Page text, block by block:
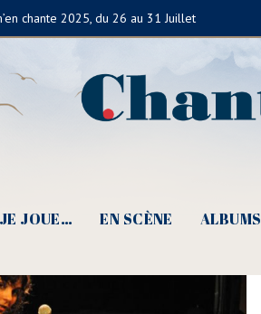
chante 2025, du 26 au 31 Juillet
JOUE… EN SCÈNE ALBUMS